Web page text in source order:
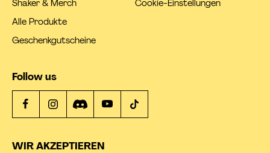
Shaker & Merch
Alle Produkte
Geschenkgutscheine
Cookie-Einstellungen
Follow us
WIR AKZEPTIEREN